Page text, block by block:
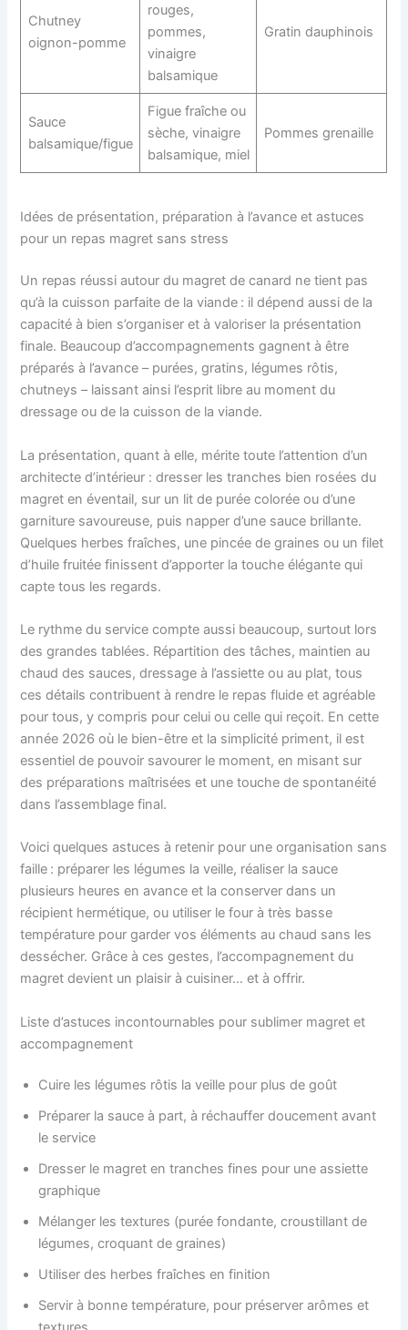
Chutney
oignon-pomme
rouges,
pommes,
vinaigre
balsamique
Gratin dauphinois
Sauce
balsamique/figue
Figue fraîche ou
sèche, vinaigre
balsamique, miel
Pommes grenaille
Idées de présentation, préparation à l’avance et astuces
pour un repas magret sans stress
Un repas réussi autour du magret de canard ne tient pas
qu’à la cuisson parfaite de la viande : il dépend aussi de la
capacité à bien s’organiser et à valoriser la présentation
finale. Beaucoup d’accompagnements gagnent à être
préparés à l’avance – purées, gratins, légumes rôtis,
chutneys – laissant ainsi l’esprit libre au moment du
dressage ou de la cuisson de la viande.
La présentation, quant à elle, mérite toute l’attention d’un
architecte d’intérieur : dresser les tranches bien rosées du
magret en éventail, sur un lit de purée colorée ou d’une
garniture savoureuse, puis napper d’une sauce brillante.
Quelques herbes fraîches, une pincée de graines ou un filet
d’huile fruitée finissent d’apporter la touche élégante qui
capte tous les regards.
Le rythme du service compte aussi beaucoup, surtout lors
des grandes tablées. Répartition des tâches, maintien au
chaud des sauces, dressage à l’assiette ou au plat, tous
ces détails contribuent à rendre le repas fluide et agréable
pour tous, y compris pour celui ou celle qui reçoit. En cette
année 2026 où le bien-être et la simplicité priment, il est
essentiel de pouvoir savourer le moment, en misant sur
des préparations maîtrisées et une touche de spontanéité
dans l’assemblage final.
Voici quelques astuces à retenir pour une organisation sans
faille : préparer les légumes la veille, réaliser la sauce
plusieurs heures en avance et la conserver dans un
récipient hermétique, ou utiliser le four à très basse
température pour garder vos éléments au chaud sans les
dessécher. Grâce à ces gestes, l’accompagnement du
magret devient un plaisir à cuisiner… et à offrir.
Liste d’astuces incontournables pour sublimer magret et
accompagnement
Cuire les légumes rôtis la veille pour plus de goût
Préparer la sauce à part, à réchauffer doucement avant
le service
Dresser le magret en tranches fines pour une assiette
graphique
Mélanger les textures (purée fondante, croustillant de
légumes, croquant de graines)
Utiliser des herbes fraîches en finition
Servir à bonne température, pour préserver arômes et